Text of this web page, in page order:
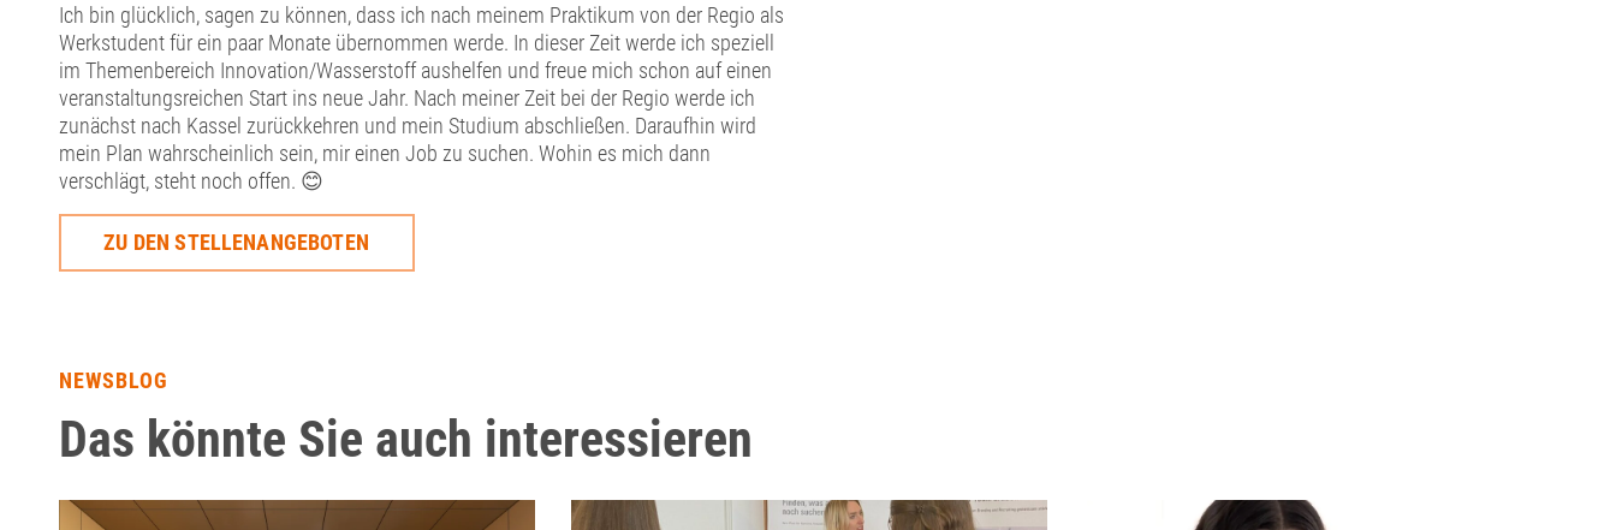
Ich bin glücklich, sagen zu können, dass ich nach meinem Praktikum von der Regio als
Werkstudent für ein paar Monate übernommen werde. In dieser Zeit werde ich speziell
im Themenbereich Innovation/Wasserstoff aushelfen und freue mich schon auf einen
veranstaltungsreichen Start ins neue Jahr. Nach meiner Zeit bei der Regio werde ich
zunächst nach Kassel zurückkehren und mein Studium abschließen. Daraufhin wird
mein Plan wahrscheinlich sein, mir einen Job zu suchen. Wohin es mich dann
verschlägt, steht noch offen. 😊
ZU DEN STELLENANGEBOTEN
NEWSBLOG
Das könnte Sie auch interessieren